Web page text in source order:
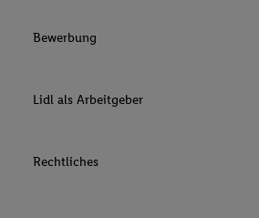
Bewerbung
Lidl als Arbeitgeber
Rechtliches